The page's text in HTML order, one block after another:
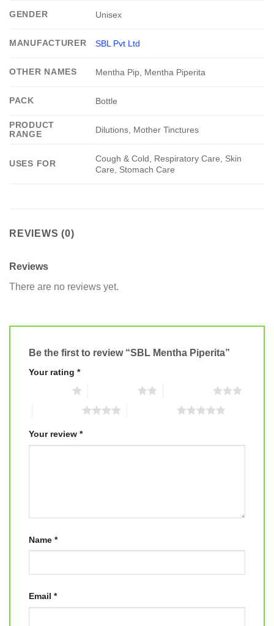
GENDER Unisex
MANUFACTURER SBL Pvt Ltd
OTHER NAMES Mentha Pip, Mentha Piperita
PACK Bottle
PRODUCT
RANGE
Dilutions, Mother Tinctures
USES FOR
Cough & Cold, Respiratory Care, Skin
Care, Stomach Care
REVIEWS (0)
Reviews
There are no reviews yet.
Be the first to review “SBL Mentha Piperita”
Your rating *
Your review *
Name *
Email *